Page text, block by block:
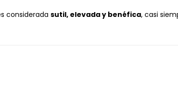
considerada sutil, elevada y benéfica, casi